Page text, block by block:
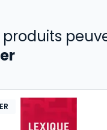
produits